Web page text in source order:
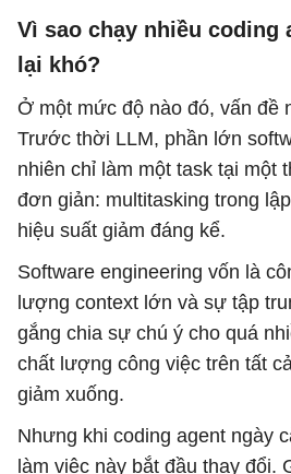
Vì sao chạy nhiều coding
lại khó?
Ở một mức độ nào đó, vấn đề
Trước thời LLM, phần lớn
nhiên chỉ làm một task tại một
đơn giản: multitasking trong
hiệu suất giảm đáng kể.
Software engineering vốn là
lượng context lớn và sự tập
gắng chia sự chú ý cho quá
chất lượng công việc trên tất
giảm xuống.
Nhưng khi coding agent ngày
làm việc này bắt đầu thay đổi.